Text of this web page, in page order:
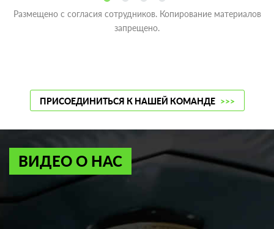
Размещено с согласия сотрудников. Копирование материалов
запрещено.
ПРИСОЕДИНИТЬСЯ К НАШЕЙ КОМАНДЕ >>>
ВИДЕО О НАС